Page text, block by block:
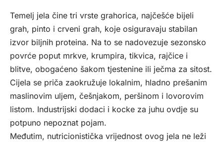
Temelj jela čine tri vrste grahorica, najčešće bijeli
grah, pinto i crveni grah, koje osiguravaju stabilan
izvor biljnih proteina. Na to se nadovezuje sezonsko
povrće poput mrkve, krumpira, tikvica, rajčice i
blitve, obogaćeno šakom tjestenine ili ječma za sitost.
Cijela se priča zaokružuje lokalnim, hladno prešanim
maslinovim uljem, češnjakom, peršinom i lovorovim
listom. Industrijski dodaci i kocke za juhu ovdje su
potpuno nepoznat pojam.
Međutim, nutricionistička vrijednost ovog jela ne leži